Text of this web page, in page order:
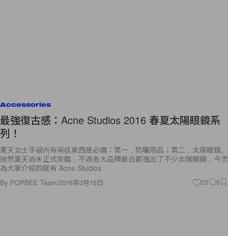
Accessories
最強復古感：Acne Studios 2016 春夏太陽眼鏡系
列！
夏天女士手袋內有兩樣東西是必備：第一，防曬用品；第二，太陽眼鏡。
雖然夏天尚未正式來臨，不過各大品牌最近都推出了不少太陽眼鏡，今次
為大家介紹的就有 Acne Studios
By POPBEE Team/2016年3月16日 25 0